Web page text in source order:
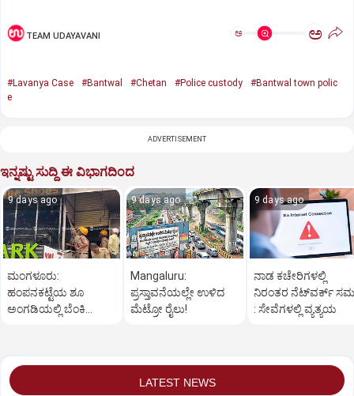
TEAM UDAYAVANI ಅ ಅ
#Lavanya Case #Bantwal #Chetan #Police custody
#Bantwal town polic
e
ADVERTISEMENT
ಇನ್ನಷ್ಟು ಸುದ್ದಿ ಈ ವಿಭಾಗದಿಂದ
9 days ago
ಮಂಗಳೂರು:
ಹಂಪನಕಟ್ಟೆಯ ಶೂ
ಅಂಗಡಿಯಲ್ಲಿ ಬೆಂಕಿ
9 days ago
Mangaluru:
ಪ್ರಸ್ತಾವನೆಯಲ್ಲೇ ಉಳಿದ
ಮೆಟ್ರೋ ರೈಲು!
9 days ago
ನಾಡ ಕಚೇರಿಗಳಲ್ಲಿ
ನಿರಂತರ ನೆಟ್‌ವರ್ಕ್‌
: ಸೇವೆಗಳಲ್ಲಿ ವ್ಯತ್ಯಯ
LATEST NEWS